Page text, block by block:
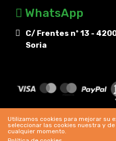
Utilizamos cookies para mejorar su
seleccionar las cookies nuestra y
cualquier momento.
WhatsApp
C/ Frentes nº 13 -
Soria